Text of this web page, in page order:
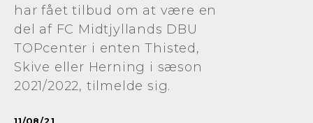
har fået tilbud om at være en
del af FC Midtjyllands DBU
TOPcenter i enten Thisted,
Skive eller Herning i sæson
2021/2022, tilmelde sig.